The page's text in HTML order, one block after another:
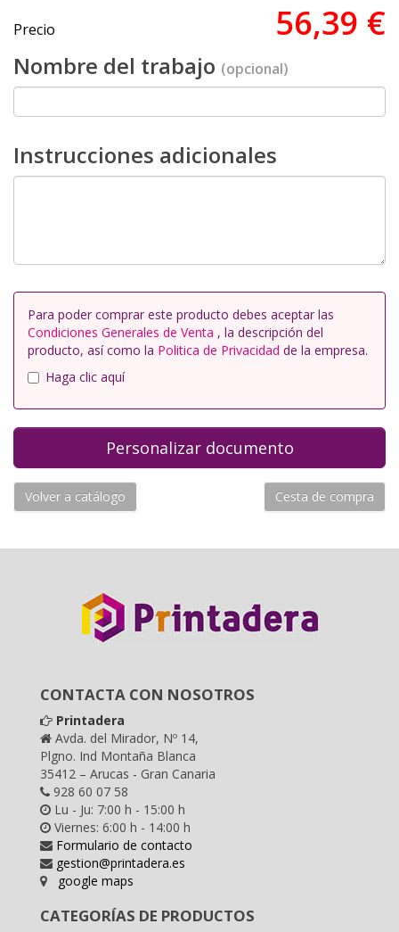
Precio 56,39 €
Nombre del trabajo (opcional)
Instrucciones adicionales
Para poder comprar este producto debes aceptar las
Condiciones Generales de Venta , la descripción del
producto, así como la Politica de Privacidad de la empresa.
Haga clic aquí
Volver a catálogo Cesta de compra
CONTACTA CON NOSOTROS
Printadera
Avda. del Mirador, Nº 14,
Plgno. Ind Montaña Blanca
35412 – Arucas - Gran Canaria
928 60 07 58
Lu - Ju: 7:00 h - 15:00 h
Viernes: 6:00 h - 14:00 h
Formulario de contacto
gestion@printadera.es
google maps
CATEGORÍAS DE PRODUCTOS